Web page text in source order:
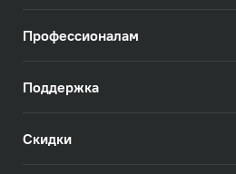
Профессионалам
Поддержка
Скидки